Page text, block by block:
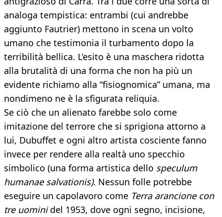
analoga tempistica: entrambi (cui andrebbe
aggiunto Fautrier) mettono in scena un volto
umano che testimonia il turbamento dopo la
terribilità bellica. L’esito è una maschera ridotta
alla brutalità di una forma che non ha più un
evidente richiamo alla “fisiognomica” umana, ma
nondimeno ne è la sfigurata reliquia.
Se ciò che un alienato farebbe solo come
imitazione del terrore che si sprigiona attorno a
lui, Dubuffet e ogni altro artista cosciente fanno
invece per rendere alla realtà uno specchio
simbolico (una forma artistica dello speculum
humanae salvationis). Nessun folle potrebbe
eseguire un capolavoro come Terra arancione con
tre uominidel 1953, dove ogni segno, incisione,